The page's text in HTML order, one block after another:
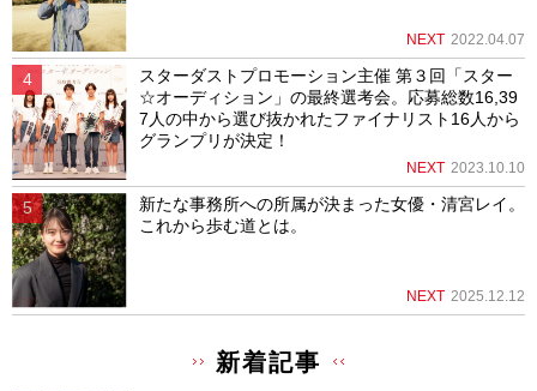
NEXT 2022.04.07
スターダストプロモーション主催 第３回「スター
☆オーディション」の最終選考会。応募総数16,39
7人の中から選び抜かれたファイナリスト16人から
グランプリが決定！
NEXT 2023.10.10
新たな事務所への所属が決まった女優・清宮レイ。
これから歩む道とは。
NEXT 2025.12.12
新着記事